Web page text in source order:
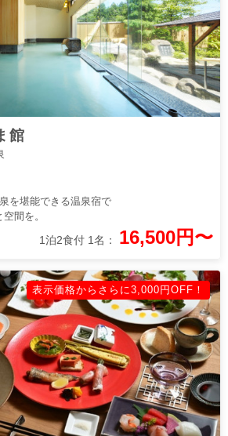
館
を堪能できる温泉宿で
間を。
1泊2食付 1名： 16,500円〜
表示価格からさらに3,000円OFF！